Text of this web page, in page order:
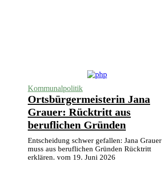
Kommunalpolitik
Ortsbürgermeisterin Jana
Grauer: Rücktritt aus
beruflichen Gründen
Entscheidung schwer gefallen: Jana Grauer
muss aus beruflichen Gründen Rücktritt
erklären. vom 19. Juni 2026